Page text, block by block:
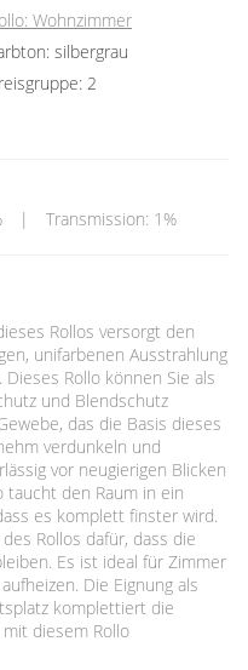
Wohnzimmer
silbergrau
2
| Transmission: 1%
Rollos versorgt den
unifarbenen Ausstrahlung
Rollo können Sie als
und Blendschutz
das die Basis dieses
verdunkeln und
vor neugierigen Blicken
taucht den Raum in ein
es komplett finster wird.
Rollos dafür, dass die
Es ist ideal für Zimmer
Die Eignung als
komplettiert die
diesem Rollo